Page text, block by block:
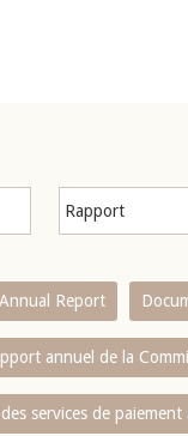
Report
annuel de la
services de